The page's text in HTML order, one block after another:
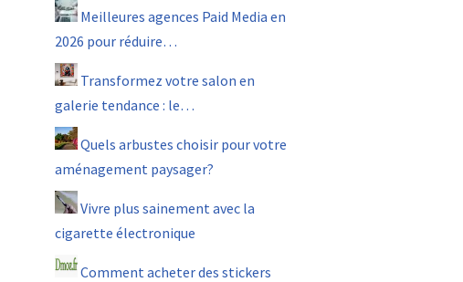
Meilleures agences Paid Media en
2026 pour réduire…
Transformez votre salon en
galerie tendance : le…
Quels arbustes choisir pour votre
aménagement paysager?
Vivre plus sainement avec la
cigarette électronique
Comment acheter des stickers